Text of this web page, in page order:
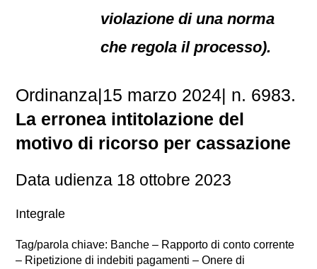
violazione di una norma
che regola il processo).
Ordinanza|15 marzo 2024| n. 6983.
La erronea intitolazione del
motivo di ricorso per cassazione
Data udienza 18 ottobre 2023
Integrale
Tag/parola chiave: Banche – Rapporto di conto corrente
– Ripetizione di indebiti pagamenti – Onere di